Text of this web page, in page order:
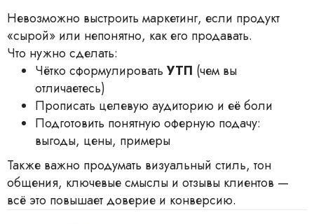
Невозможно выстроить маркетинг, если продукт
«сырой» или непонятно, как его продавать.
Что нужно сделать:
Чётко сформулировать УТП (чем вы
отличаетесь)
Прописать целевую аудиторию и её боли
Подготовить понятную оферную подачу:
выгоды, цены, примеры
Также важно продумать визуальный стиль, тон
общения, ключевые смыслы и отзывы клиентов —
всё это повышает доверие и конверсию.